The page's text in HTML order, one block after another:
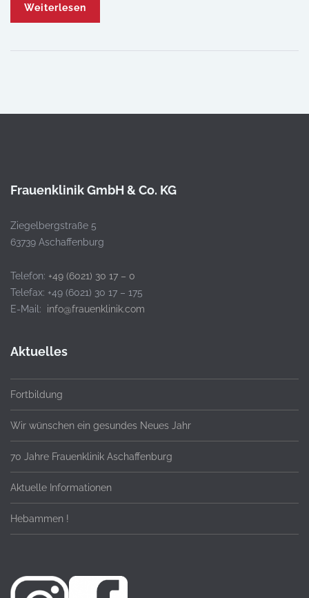
Weiterlesen
Frauenklinik GmbH & Co. KG
Ziegelbergstraße 5
63739 Aschaffenburg
Telefon: +49 (6021) 30 17 – 0
Telefax: +49 (6021) 30 17 – 175
E-Mail: info@frauenklinik.com
Aktuelles
Fortbildung
Wir wünschen ein gesundes Neues Jahr
70 Jahre Frauenklinik Aschaffenburg
Aktuelle Informationen
Hebammen !